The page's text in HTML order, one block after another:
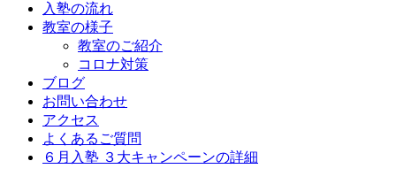
入塾の流れ
教室の様子
教室のご紹介
コロナ対策
ブログ
お問い合わせ
アクセス
よくあるご質問
６月入塾 ３大キャンペーンの詳細